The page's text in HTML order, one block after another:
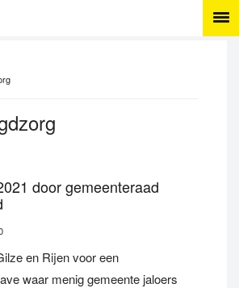
door gemeenteraad
en Rijen voor een
waar menig gemeente jaloers